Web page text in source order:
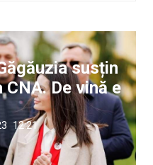
susțin
De vină e
12:21